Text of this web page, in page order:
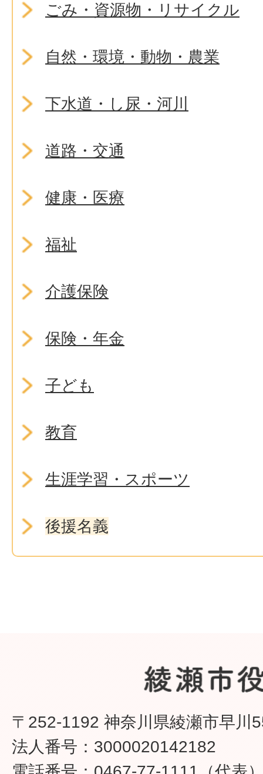
ごみ・資源物・リサイクル
自然・環境・動物・農業
下水道・し尿・河川
道路・交通
健康・医療
福祉
介護保険
保険・年金
子ども
教育
生涯学習・スポーツ
後援名義
〒252-1192 神奈川県綾瀬市早川
法人番号：3000020142182